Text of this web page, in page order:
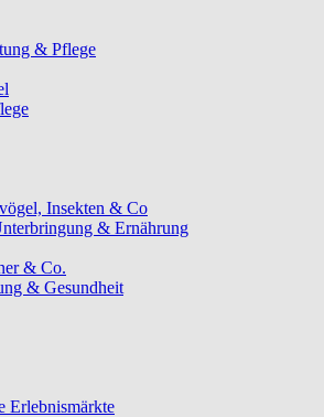
& Pflege
Insekten & Co
& Ernährung
& Co.
& Gesundheit
Erlebnismärkte